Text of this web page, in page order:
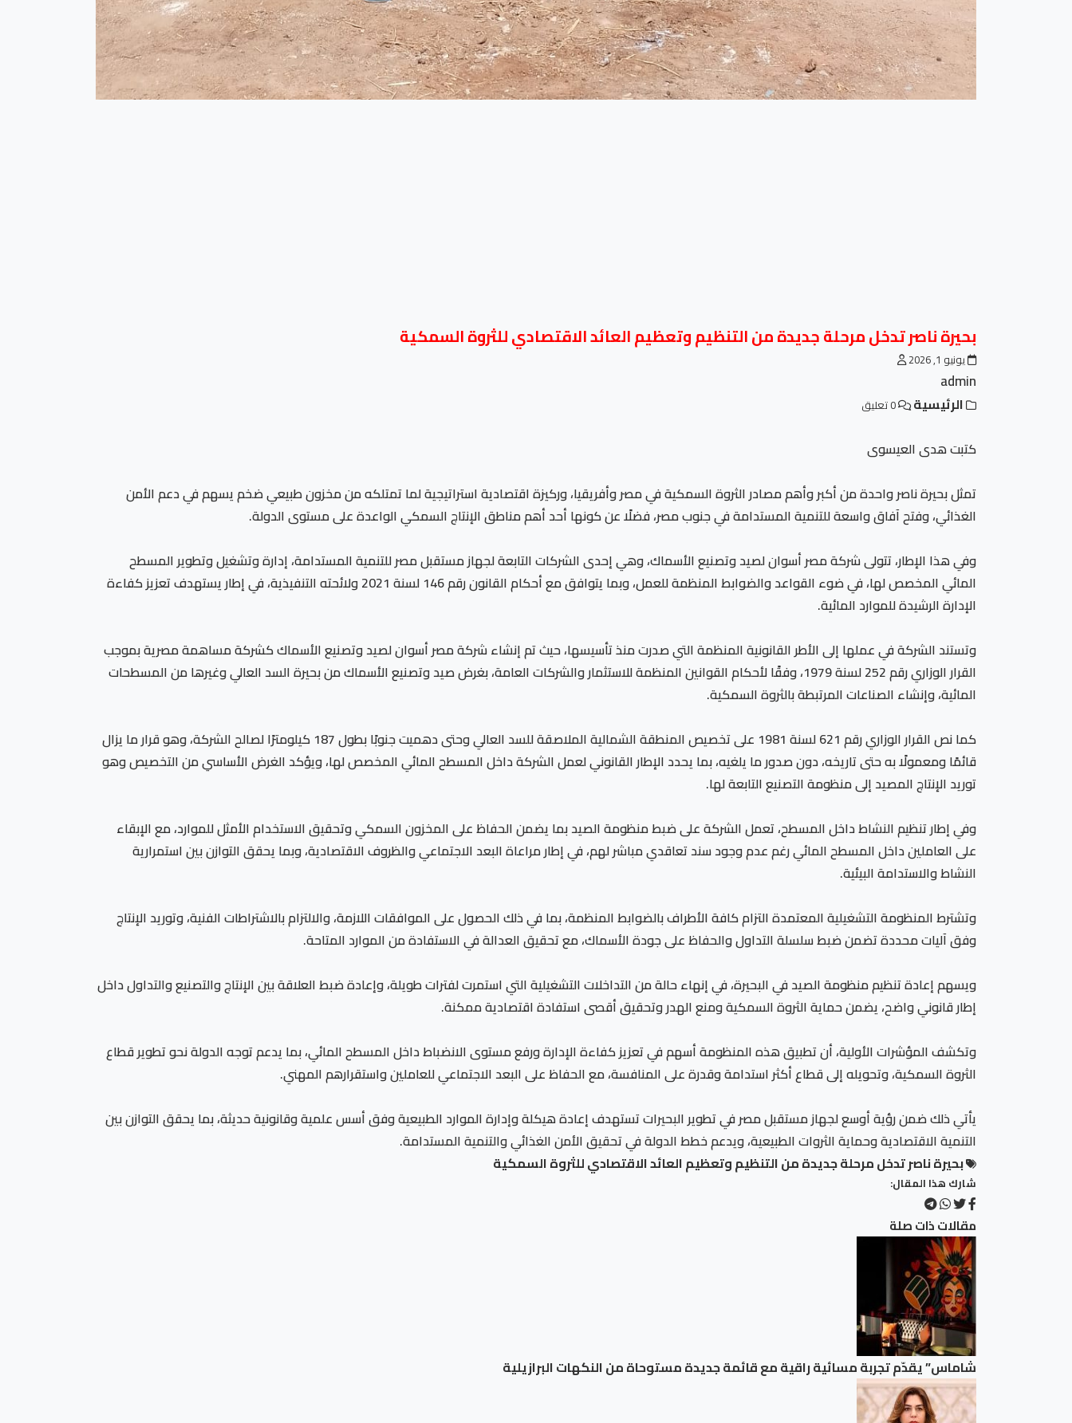
بحيرة ناصر تدخل مرحلة جديدة من التنظيم وتعظيم العائد الاقتصادي للثروة السمكية
يونيو 1, 2026
admin
الرئيسية
كتبت هدى العيسوى
تمثل بحيرة ناصر واحدة من أكبر وأهم مصادر الثروة السمكية في مصر وأفريقيا، وركيزة اقتصادية استراتيجية لما تمتلكه من مخزون طبيعي ضخم يسهم في دعم الأمن
الغذائي، وفتح آفاق واسعة للتنمية المستدامة في جنوب مصر، فضلًا عن كونها أحد أهم مناطق الإنتاج السمكي الواعدة على مستوى الدولة.
وفي هذا الإطار، تتولى شركة مصر أسوان لصيد وتصنيع الأسماك، وهي إحدى الشركات التابعة لجهاز مستقبل مصر للتنمية المستدامة، إدارة وتشغيل وتطوير المسطح
المائي المخصص لها، في ضوء القواعد والضوابط المنظمة للعمل، وبما يتوافق مع أحكام القانون رقم 146 لسنة 2021 ولائحته التنفيذية، في إطار يستهدف تعزيز كفاءة
الإدارة الرشيدة للموارد المائية.
وتستند الشركة في عملها إلى الأطر القانونية المنظمة التي صدرت منذ تأسيسها، حيث تم إنشاء شركة مصر أسوان لصيد وتصنيع الأسماك كشركة مساهمة مصرية بموجب
القرار الوزاري رقم 252 لسنة 1979، وفقًا لأحكام القوانين المنظمة للاستثمار والشركات العامة، بغرض صيد وتصنيع الأسماك من بحيرة السد العالي وغيرها من المسطحات
المائية، وإنشاء الصناعات المرتبطة بالثروة السمكية.
كما نص القرار الوزاري رقم 621 لسنة 1981 على تخصيص المنطقة الشمالية الملاصقة للسد العالي وحتى دهميت جنوبًا بطول 187 كيلومترًا لصالح الشركة، وهو قرار ما يزال
قائمًا ومعمولًا به حتى تاريخه، دون صدور ما يلغيه، بما يحدد الإطار القانوني لعمل الشركة داخل المسطح المائي المخصص لها، ويؤكد الغرض الأساسي من التخصيص وهو
توريد الإنتاج المصيد إلى منظومة التصنيع التابعة لها.
وفي إطار تنظيم النشاط داخل المسطح، تعمل الشركة على ضبط منظومة الصيد بما يضمن الحفاظ على المخزون السمكي وتحقيق الاستخدام الأمثل للموارد، مع الإبقاء
على العاملين داخل المسطح المائي رغم عدم وجود سند تعاقدي مباشر لهم، في إطار مراعاة البعد الاجتماعي والظروف الاقتصادية، وبما يحقق التوازن بين استمرارية
النشاط والاستدامة البيئية.
وتشترط المنظومة التشغيلية المعتمدة التزام كافة الأطراف بالضوابط المنظمة، بما في ذلك الحصول على الموافقات اللازمة، والالتزام بالاشتراطات الفنية، وتوريد الإنتاج
وفق آليات محددة تضمن ضبط سلسلة التداول والحفاظ على جودة الأسماك، مع تحقيق العدالة في الاستفادة من الموارد المتاحة.
ويسهم إعادة تنظيم منظومة الصيد في البحيرة، في إنهاء حالة من التداخلات التشغيلية التي استمرت لفترات طويلة، وإعادة ضبط العلاقة بين الإنتاج والتصنيع والتداول داخل
إطار قانوني واضح، يضمن حماية الثروة السمكية ومنع الهدر وتحقيق أقصى استفادة اقتصادية ممكنة.
وتكشف المؤشرات الأولية، أن تطبيق هذه المنظومة أسهم في تعزيز كفاءة الإدارة ورفع مستوى الانضباط داخل المسطح المائي، بما يدعم توجه الدولة نحو تطوير قطاع
الثروة السمكية، وتحويله إلى قطاع أكثر استدامة وقدرة على المنافسة، مع الحفاظ على البعد الاجتماعي للعاملين واستقرارهم المهني.
يأتي ذلك ضمن رؤية أوسع لجهاز مستقبل مصر في تطوير البحيرات تستهدف إعادة هيكلة وإدارة الموارد الطبيعية وفق أسس علمية وقانونية حديثة، بما يحقق التوازن بين
التنمية الاقتصادية وحماية الثروات الطبيعية، ويدعم خطط الدولة في تحقيق الأمن الغذائي والتنمية المستدامة.
بحيرة ناصر تدخل مرحلة جديدة من التنظيم وتعظيم العائد الاقتصادي للثروة السمكية
شارك هذا المقال:
مقالات ذات صلة
شاماس” يقدّم تجربة مسائية راقية مع قائمة جديدة مستوحاة من النكهات البرازيلية